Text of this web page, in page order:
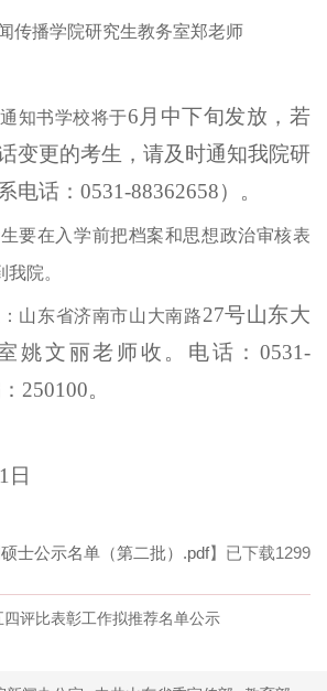
传播学院研究生教务室郑老师
知书学校将于6月中下旬发放，若
变更的考生，请及时通知我院研
电话：0531-88362658）。
要在入学前把档案和思想政治审核表
我院。
山东省济南市山大南路27号山东大
姚文丽老师收。电话：0531-
250100。
日
士公示名单（第二批）.pdf】已下载1299
四评比表彰工作拟推荐名单公示